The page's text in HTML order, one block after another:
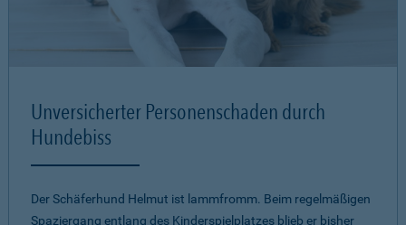
Unversicherter Personenschaden durch
Hundebiss
Der Schäferhund Helmut ist lammfromm. Beim regelmäßigen
Spaziergang entlang des Kinderspielplatzes blieb er bisher